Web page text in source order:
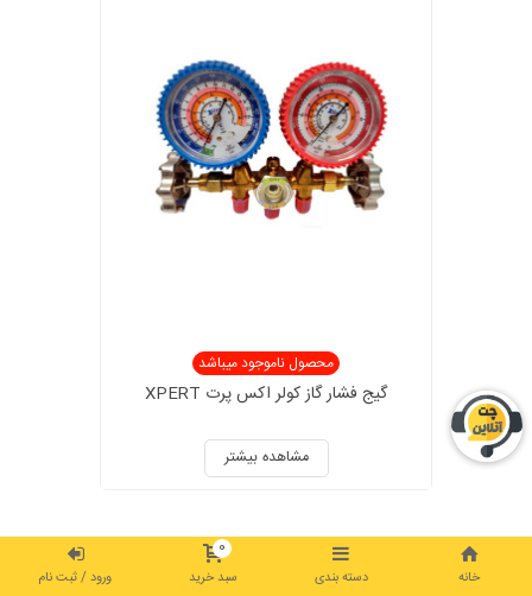
محصول ناموجود میباشد
گیج فشار گاز کولر اکس پرت XPERT
مشاهده بیشتر
خانه دسته بندی سبد خرید
0
ورود / ثبت نام